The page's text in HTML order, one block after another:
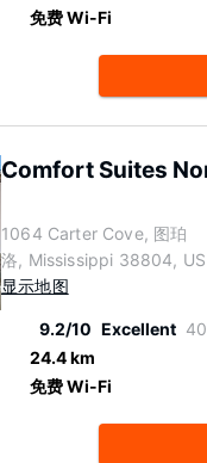
免费 Wi-Fi
Comfort Suites
1064 Carter Cove, 图珀
洛, Mississippi 38804, US
显示地图
9.2/10 Excellent
24.4 km
免费 Wi-Fi